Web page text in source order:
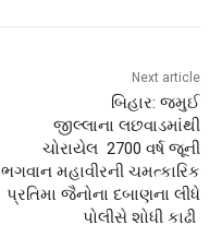
Next article
બિહાર: જમુઈ
જીલ્લાના લછવાડમાંથી
ચોરાયેલ 2700 વર્ષ જૂની
ભગવાન મહાવીરની ચમત્કારિક
પ્રતિમા જૈનોના દબાણના લીધે
પોલીસે શોધી કાઢી